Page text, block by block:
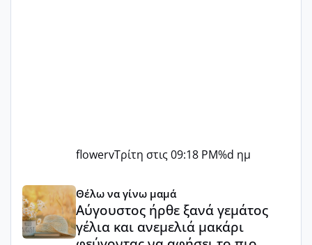
flowervΤρίτη στις 09:18 PM%d ημ
Αύγουστος ήρθε ξανά γεμάτος γέλια και ανεμελιά
Θέλω να γίνω μαμά
Αύγουστος ήρθε ξανά γεμάτος
γέλια και ανεμελιά μακάρι